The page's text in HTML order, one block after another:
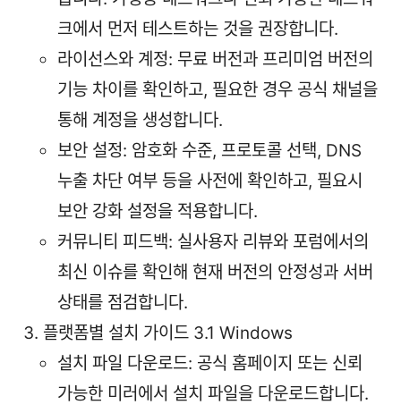
크에서 먼저 테스트하는 것을 권장합니다.
라이선스와 계정: 무료 버전과 프리미엄 버전의
기능 차이를 확인하고, 필요한 경우 공식 채널을
통해 계정을 생성합니다.
보안 설정: 암호화 수준, 프로토콜 선택, DNS
누출 차단 여부 등을 사전에 확인하고, 필요시
보안 강화 설정을 적용합니다.
커뮤니티 피드백: 실사용자 리뷰와 포럼에서의
최신 이슈를 확인해 현재 버전의 안정성과 서버
상태를 점검합니다.
플랫폼별 설치 가이드 3.1 Windows
설치 파일 다운로드: 공식 홈페이지 또는 신뢰
가능한 미러에서 설치 파일을 다운로드합니다.